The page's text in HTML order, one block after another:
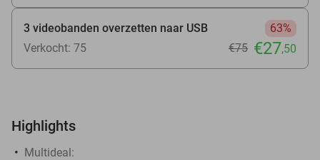
3 videobanden overzetten naar USB
63%
Verkocht: 75
€75 €27,50
Highlights
Multideal: